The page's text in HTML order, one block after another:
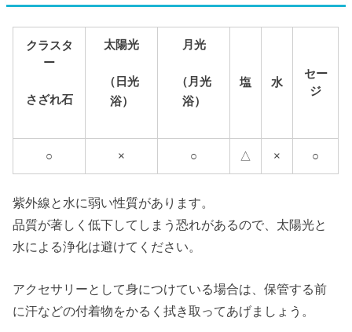
クラスタ
ー
さざれ石
太陽光
（日光
浴）
月光
（月光
浴）
塩 水
セー
ジ
○ × ○ △ × ○
紫外線と水に弱い性質があります。
品質が著しく低下してしまう恐れがあるので、太陽光と
水による浄化は避けてください。
アクセサリーとして身につけている場合は、保管する前
に汗などの付着物をかるく拭き取ってあげましょう。